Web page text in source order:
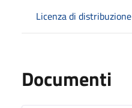
Licenza di distribuzione
Documenti